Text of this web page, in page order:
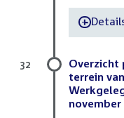
-
Overzicht
terrein
november
32